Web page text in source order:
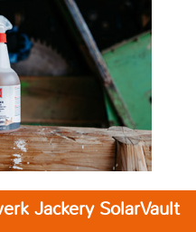
Jackery SolarVault